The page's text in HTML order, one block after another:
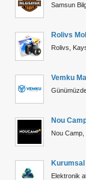
Samsun
Rolivs
Rolivs,
Vemku
Nou
Nou Camp,
Kurumsal
Elektronik